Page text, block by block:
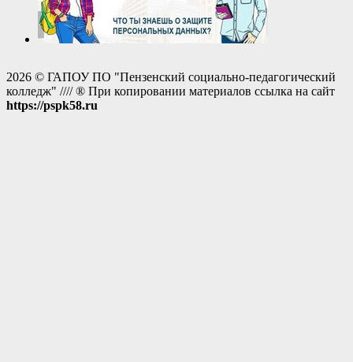
2026 © ГАПОУ ПО "Пензенский социально-педагогический
колледж" //// ® При копировании материалов ссылка на сайт
https://pspk58.ru